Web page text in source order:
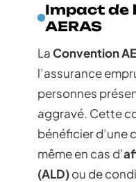
Impact de
AERAS
LaConvention
l’assurance
personnes
aggravé. Cette
bénéficier d’une
même en cas d’
(ALD)ou de